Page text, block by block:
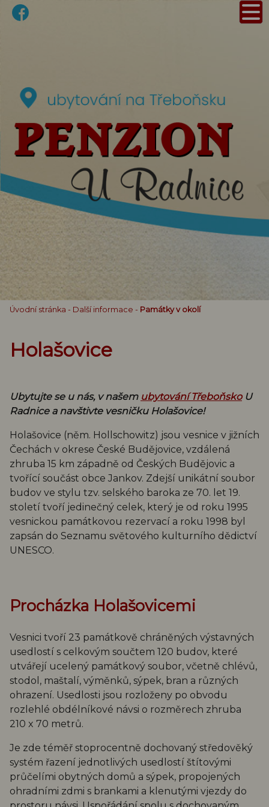
Úvodní stránka - Další informace - Památky v okolí
Holašovice
Ubytujte se u nás, v našem ubytování TřeboňskoU
Radnice a navštivte vesničku Holašovice!
Holašovice (něm. Hollschowitz) jsou vesnice v jižních
Čechách v okrese České Budějovice, vzdálená
zhruba 15 km západně od Českých Budějovic a
tvořící součást obce Jankov. Zdejší unikátní soubor
budov ve stylu tzv. selského baroka ze 70. let 19.
století tvoří jedinečný celek, který je od roku 1995
vesnickou památkovou rezervací a roku 1998 byl
zapsán do Seznamu světového kulturního dědictví
UNESCO.
Procházka Holašovicemi
Vesnici tvoří 23 památkově chráněných výstavných
usedlostí s celkovým součtem 120 budov, které
utvářejí ucelený památkový soubor, včetně chlévů,
stodol, maštalí, výměnků, sýpek, bran a různých
ohrazení. Usedlosti jsou rozloženy po obvodu
rozlehlé obdélníkové návsi o rozměrech zhruba
210 x 70 metrů.
Je zde téměř stoprocentně dochovaný středověký
systém řazení jednotlivých usedlostí štítovými
průčelími obytných domů a sýpek, propojených
ohradními zdmi s brankami a klenutými vjezdy do